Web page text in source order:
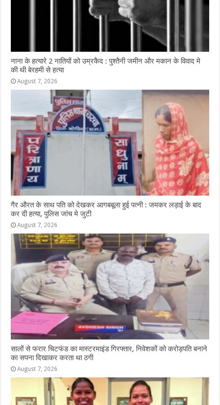
नाना के हत्यारे 2 नातियों को उम्रकैद : पुश्तैनी जमीन और मकान के विवाद मे
की थी बेरहमी से हत्या
August 7, 2026
गैर औरत के साथ पति को देखकर आगबबूला हुई पत्नी : जमकर लड़ाई के बाद
कर दी हत्या, पुलिस जांच मे जुटी
August 7, 2026
सालों से फरार चिटफंड का मास्टरमाइंड गिरफ्तार, निवेशकों को करोड़पति बनाने
का सपना दिखाकर करता था ठगी
August 7, 2026